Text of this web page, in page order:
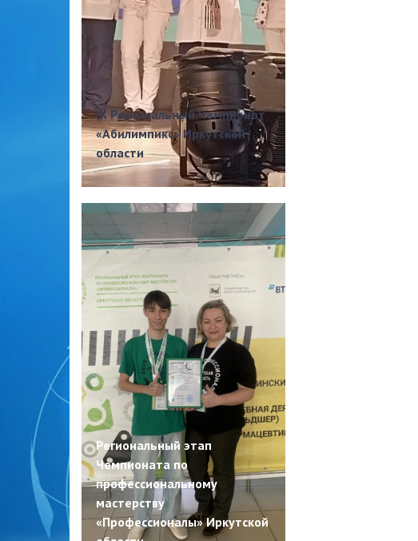
IX Региональный Чемпионат
«Абилимпикс» Иркутской
области
Региональный этап
Чемпионата по
профессиональному
мастерству
«Профессионалы» Иркутской